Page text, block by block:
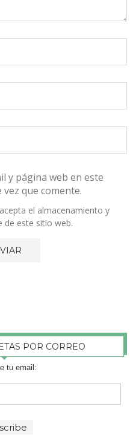
y página web en este
que comente.
el almacenamiento y
de este sitio web.
POR CORREO
tu email: